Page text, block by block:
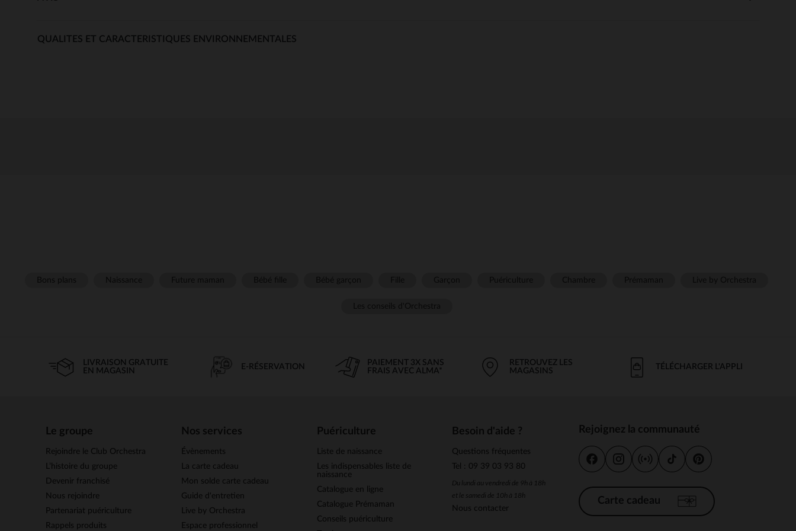
QUALITES ET CARACTERISTIQUES ENVIRONNEMENTALES
LIVRAISON GRATUITE
EN MAGASIN
E-RÉSERVATION
PAIEMENT 3X SANS
FRAIS AVEC ALMA*
RETROUVEZ LES
MAGASINS
TÉLÉCHARGER L'APPLI
Le groupe
Rejoindre le Club Orchestra
L’histoire du groupe
Devenir franchisé
Nous rejoindre
Partenariat puériculture
Rappels produits
Nos services
Évènements
La carte cadeau
Mon solde carte cadeau
Guide d'entretien
Live by Orchestra
Espace professionnel
Puériculture
Liste de naissance
Les indispensables liste de
naissance
Catalogue en ligne
Catalogue Prémaman
Conseils puériculture
Besoin d'aide ?
Questions fréquentes
Tel : 09 39 03 93 80
Du lundi au vendredi de 9h à 18h
et le samedi de 10h à 18h
Nous contacter
Rejoignez la communauté
Carte cadeau